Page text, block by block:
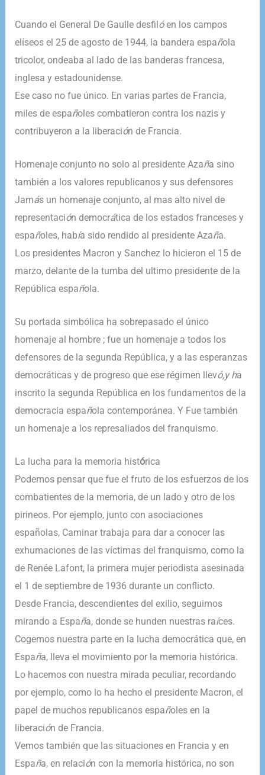
Cuando el General De Gaulle desfilóen los campos
elíseos el 25 de agosto de 1944, la bandera española
tricolor, ondeaba al lado de las banderas francesa,
inglesa y estadounidense.
Ese caso no fue único. En varias partes de Francia,
miles de españoles combatieron contra los nazis y
contribuyeron a la liberación de Francia.
​Homenaje conjunto no solo al presidente Azaña sino
también a los valores republicanos y sus defensores
Jamás un homenaje conjunto, al mas alto nivel de
representación democrática de los estados franceses y
españoles, había sido rendido al presidente Azaña.
Los presidentes Macron y Sanchez lo hicieron el 15 de
marzo, delante de la tumba del ultimo presidente de la
República española.
Su portada simbólica ha sobrepasado el único
homenaje al hombre ; fue un homenaje a todos los
defensores de la segunda República, y a las esperanzas
democráticas y de progreso que ese régimen llevó,yha
inscrito la segunda República en los fundamentos de la
democracia española contemporánea. Y Fue también
un homenaje a los represaliados del franquismo.
​La lucha para la memoria histórica
Podemos pensar que fue el fruto de los esfuerzos de los
combatientes de la memoria, de un lado y otro de los
pirineos. Por ejemplo, junto con asociaciones
españolas, Caminar trabaja para dar a conocer las
exhumaciones de las víctimas del franquismo, como la
de Renée Lafont, la primera mujer periodista asesinada
el 1 de septiembre de 1936 durante un conflicto.
Desde Francia, descendientes del exilio, seguimos
mirando a España, donde se hunden nuestras raíces.
Cogemos nuestra parte en la lucha democrática que, en
España, lleva el movimiento por la memoria histórica.
Lo hacemos con nuestra mirada peculiar, recordando
por ejemplo, como lo ha hecho el presidente Macron, el
papel de muchos republicanos españoles en la
liberación de Francia.
Vemos también que las situaciones en Francia y en
España, en relación con la memoria histórica, no son